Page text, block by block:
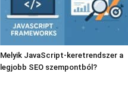
Melyik JavaScript-keretrendszer a
legjobb SEO szempontból?